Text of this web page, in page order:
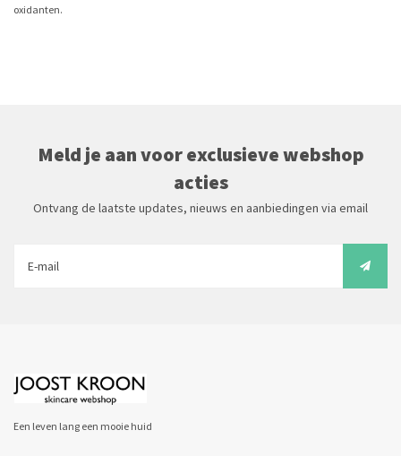
oxidanten.
Meld je aan voor exclusieve webshop
acties
Ontvang de laatste updates, nieuws en aanbiedingen via email
Een leven lang een mooie huid